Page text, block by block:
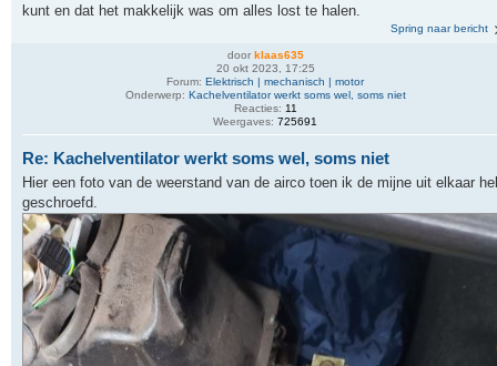
kunt en dat het makkelijk was om alles lost te halen.
Spring naar bericht
door klaas635
20 okt 2023, 17:25
Forum: Elektrisch | mechanisch | motor
Onderwerp: Kachelventilator werkt soms wel, soms niet
Reacties: 11
Weergaves: 725691
Re: Kachelventilator werkt soms wel, soms niet
Hier een foto van de weerstand van de airco toen ik de mijne uit elkaar
geschroefd.